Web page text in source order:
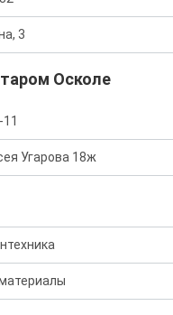
3
Осколе
Угарова 18ж